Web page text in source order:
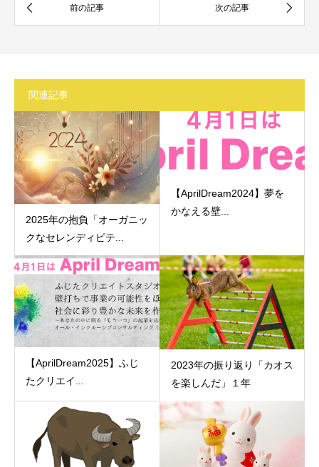
関連記事
2025年の抱負「オーガニッ
クなセレンディピテ...
【AprilDream2024】夢を
かなえる壁...
【AprilDream2025】ふじ
たクリエイ...
2023年の振り返り「カオス
を楽しんだ」１年